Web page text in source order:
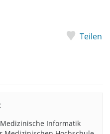
Teilen
Informatik